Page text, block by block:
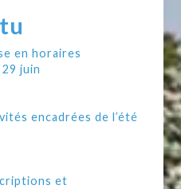
en horaires
29 juin
encadrées de l’été
et